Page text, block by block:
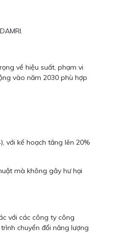
về hiệu suất, phạm vi
vào năm 2030 phù hợp
với kế hoạch tăng lên 20%
mà không gây hư hại
với các công ty công
chuyển đổi năng lượng